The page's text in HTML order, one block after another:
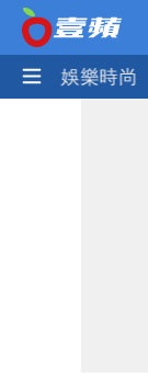
熱門 娛樂時尚